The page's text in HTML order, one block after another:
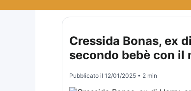
Cressida Bonas, ex
secondo bebè con il
Pubblicato il 12/01/2025• 2 min